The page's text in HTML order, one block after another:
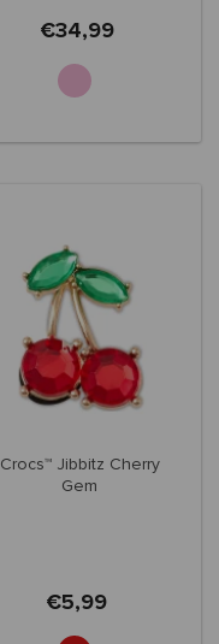
€34,99
Crocs™ Jibbitz Cherry
Gem
€5,99